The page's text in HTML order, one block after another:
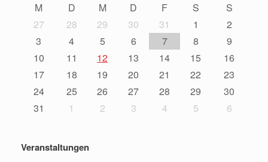
M D M D F S
S
27
28 29 30 31 1
2
3
4 5 6 7 8
9
10
11 12 13 14 15
16
17
18 19 20 21 22
23
24
25 26 27 28 29
30
31
1 2 3 4 5 6
Veranstaltungen